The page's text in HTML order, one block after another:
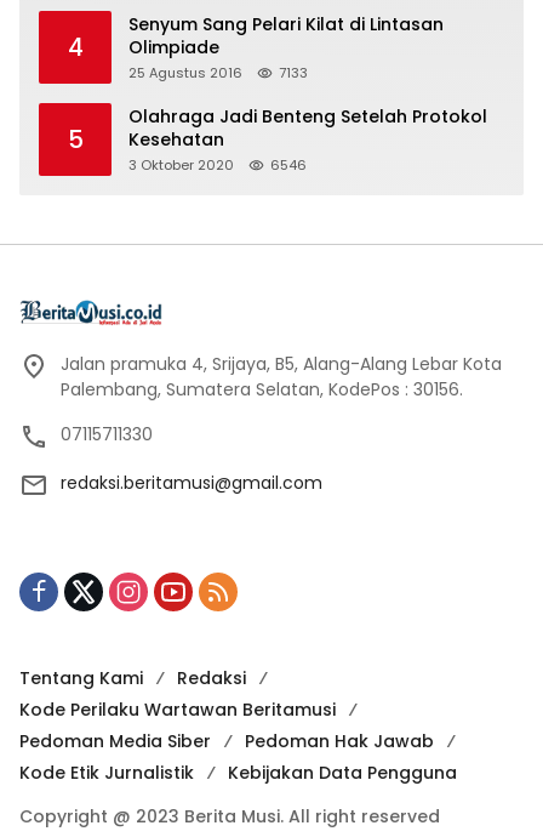
4
Senyum Sang Pelari Kilat di Lintasan
Olimpiade
25 Agustus 2016 7133
5
Olahraga Jadi Benteng Setelah Protokol
Kesehatan
3 Oktober 2020 6546
Jalan pramuka 4, Srijaya, B5, Alang-Alang Lebar Kota
Palembang, Sumatera Selatan, KodePos : 30156.
07115711330
redaksi.beritamusi@gmail.com
Tentang Kami
Redaksi
Kode Perilaku Wartawan Beritamusi
Pedoman Media Siber
Pedoman Hak Jawab
Kode Etik Jurnalistik
Kebijakan Data Pengguna
Copyright @ 2023 Berita Musi. All right reserved